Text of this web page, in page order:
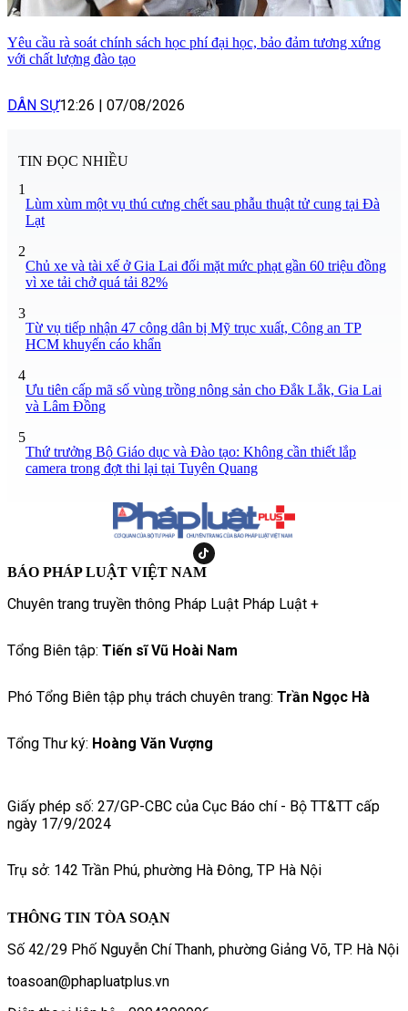
Yêu cầu rà soát chính sách học phí đại học, bảo đảm tương xứng
với chất lượng đào tạo
DÂN SỰ12:26 07/08/2026
TIN ĐỌC NHIỀU
1
Lùm xùm một vụ thú cưng chết sau phẫu thuật tử cung tại Đà
Lạt
2
Chủ xe và tài xế ở Gia Lai đối mặt mức phạt gần 60 triệu đồng
vì xe tải chở quá tải 82%
3
Từ vụ tiếp nhận 47 công dân bị Mỹ trục xuất, Công an TP
HCM khuyến cáo khẩn
4
Ưu tiên cấp mã số vùng trồng nông sản cho Đắk Lắk, Gia Lai
và Lâm Đồng
5
Thứ trưởng Bộ Giáo dục và Đào tạo: Không cần thiết lắp
camera trong đợt thi lại tại Tuyên Quang
BÁO PHÁP LUẬT VIỆT NAM
Chuyên trang truyền thông Pháp Luật Pháp Luật +
Tổng Biên tập: Tiến sĩ Vũ Hoài Nam
Phó Tổng Biên tập phụ trách chuyên trang: Trần Ngọc Hà
Tổng Thư ký: Hoàng Văn Vượng
Giấy phép số: 27/GP-CBC của Cục Báo chí - Bộ TT&TT cấp
ngày 17/9/2024
Trụ sở: 142 Trần Phú, phường Hà Đông, TP Hà Nội
THÔNG TIN TÒA SOẠN
Số 42/29 Phố Nguyễn Chí Thanh, phường Giảng Võ, TP. Hà Nội
toasoan@phapluatplus.vn